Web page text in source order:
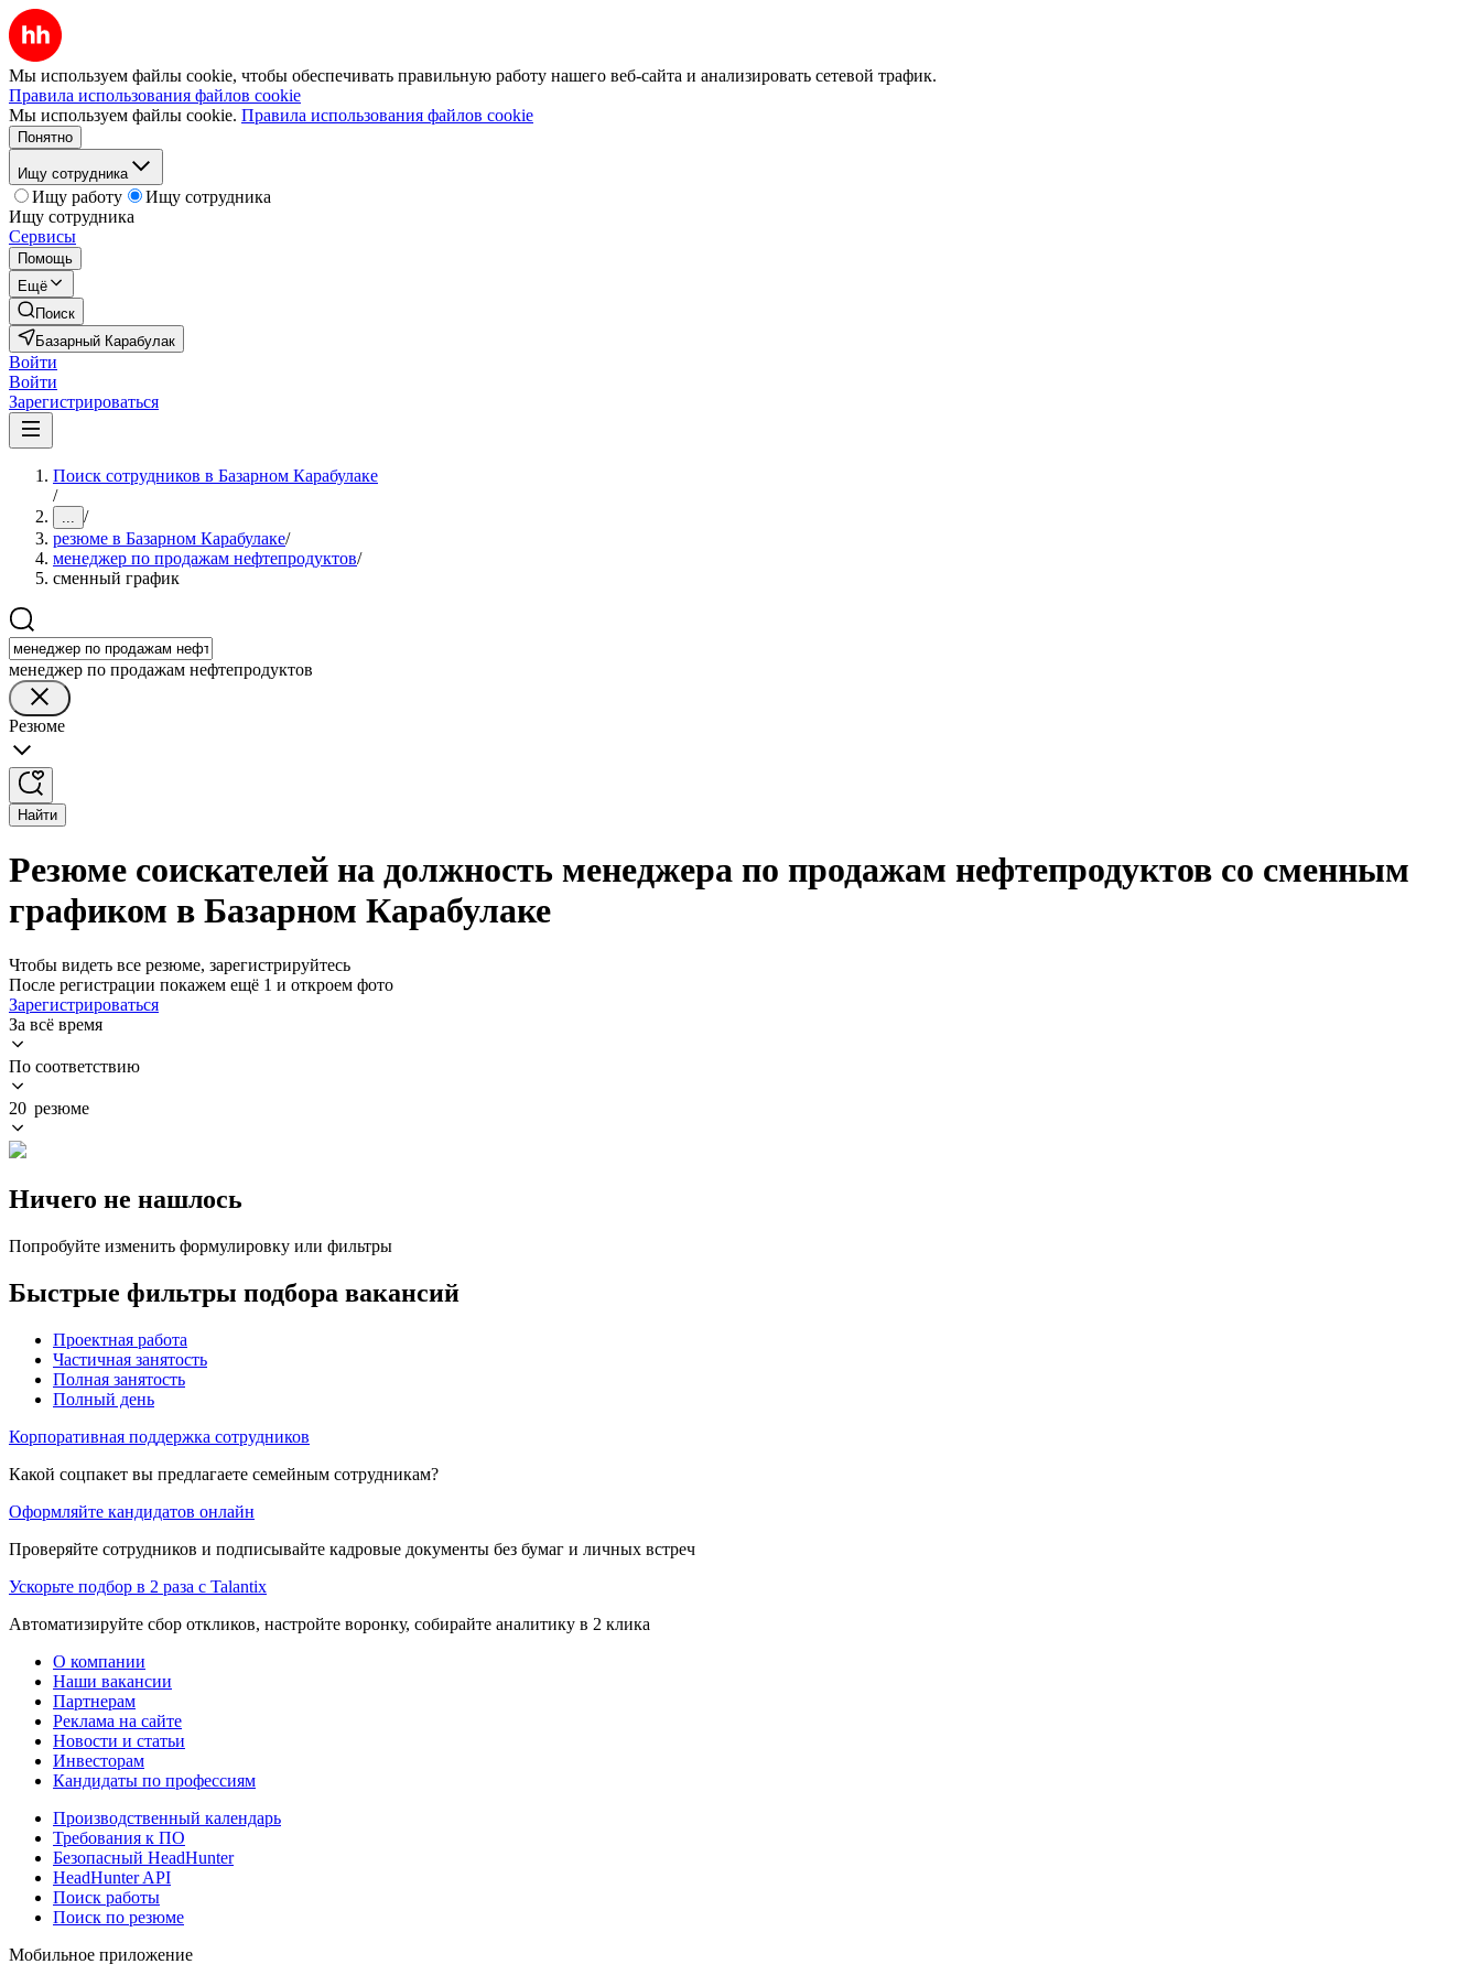
Мы используем файлы cookie, чтобы обеспечивать правильную работу нашего веб-сайта и анализировать сетевой трафик.
Правила использования файлов cookie
Мы используем файлы cookie. Правила использования файлов cookie
Понятно
Ищу сотрудника
Ищу работу
Ищу сотрудника
Ищу сотрудника
Сервисы
Помощь
Ещё
Поиск
Базарный Карабулак
Войти
Войти
Зарегистрироваться
Поиск сотрудников в Базарном Карабулаке
/
... /
резюме в Базарном Карабулаке/
менеджер по продажам нефтепродуктов/
сменный график
менеджер по продажам нефтепродуктов
Резюме
Найти
Резюме соискателей на должность менеджера по продажам нефтепродуктов со сменным
графиком в Базарном Карабулаке
Чтобы видеть все резюме, зарегистрируйтесь
После регистрации покажем ещё 1 и откроем фото
Зарегистрироваться
За всё время
По соответствию
20 резюме
Ничего не нашлось
Попробуйте изменить формулировку или фильтры
Быстрые фильтры подбора вакансий
Проектная работа
Частичная занятость
Полная занятость
Полный день
Корпоративная поддержка сотрудников
Какой соцпакет вы предлагаете семейным сотрудникам?
Оформляйте кандидатов онлайн
Проверяйте сотрудников и подписывайте кадровые документы без бумаг и личных встреч
Ускорьте подбор в 2 раза с Talantix
Автоматизируйте сбор откликов, настройте воронку, собирайте аналитику в 2 клика
О компании
Наши вакансии
Партнерам
Реклама на сайте
Новости и статьи
Инвесторам
Кандидаты по профессиям
Производственный календарь
Требования к ПО
Безопасный HeadHunter
HeadHunter API
Поиск работы
Поиск по резюме
Мобильное приложение